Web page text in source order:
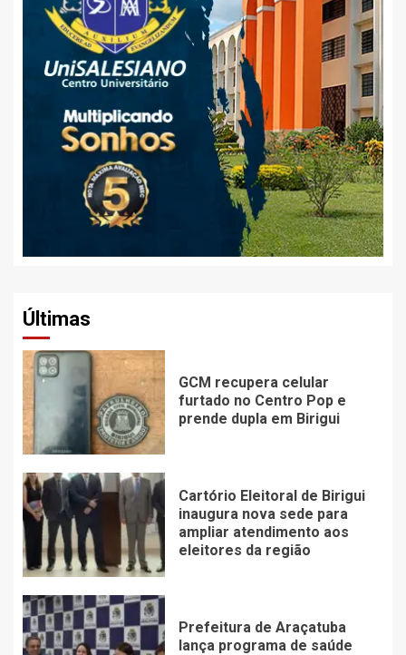
Últimas
GCM recupera celular
furtado no Centro Pop e
prende dupla em Birigui
Cartório Eleitoral de Birigui
inaugura nova sede para
ampliar atendimento aos
eleitores da região
Prefeitura de Araçatuba
lança programa de saúde